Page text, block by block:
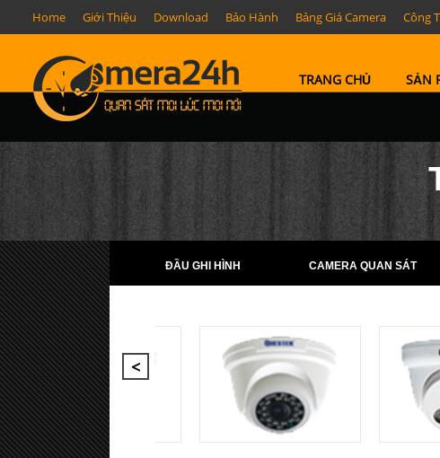
Home Giới Thiệu Download Bảo Hành Bảng Giá Camera Công
TRANG CHỦ SẢN
ĐẦU GHI HÌNH CAMERA QUAN SÁT